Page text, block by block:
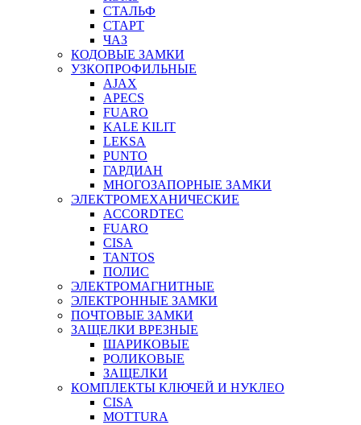
СТАЛЬФ
СТАРТ
ЧАЗ
КОДОВЫЕ ЗАМКИ
УЗКОПРОФИЛЬНЫЕ
AJAX
APECS
FUARO
KALE KILIT
LEKSA
PUNTO
ГАРДИАН
МНОГОЗАПОРНЫЕ ЗАМКИ
ЭЛЕКТРОМЕХАНИЧЕСКИЕ
ACCORDTEC
FUARO
CISA
TANTOS
ПОЛИС
ЭЛЕКТРОМАГНИТНЫЕ
ЭЛЕКТРОННЫЕ ЗАМКИ
ПОЧТОВЫЕ ЗАМКИ
ЗАЩЕЛКИ ВРЕЗНЫЕ
ШАРИКОВЫЕ
РОЛИКОВЫЕ
ЗАЩЕЛКИ
КОМПЛЕКТЫ КЛЮЧЕЙ И НУКЛЕО
CISA
MOTTURA